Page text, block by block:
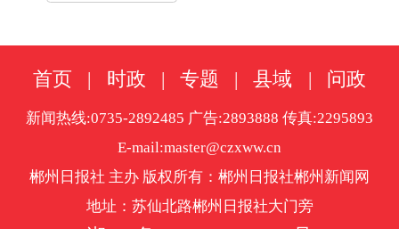
首页 | 时政 | 专题 | 县域 | 问政
新闻热线:0735-2892485 广告:2893888 传真:2295893
E-mail:master@czxww.cn
郴州日报社 主办 版权所有：郴州日报社郴州新闻网
地址：苏仙北路郴州日报社大门旁